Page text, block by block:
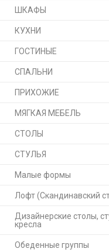
ШКАФЫ
КУХНИ
ГОСТИНЫЕ
СПАЛЬНИ
ПРИХОЖИЕ
МЯГКАЯ МЕБЕЛЬ
СТОЛЫ
СТУЛЬЯ
Малые формы
Лофт (Скандинавский
Дизайнерские столы,
кресла
Обеденные группы